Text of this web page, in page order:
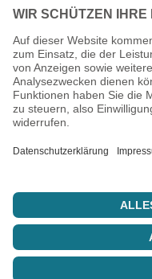
← Zurück zu News
Ihr IT-Dienstleister aus
individuelle Lösungen seit
Produkte
Unternehmen
Über unsResellerReferenzen
FAQKundencenterNews